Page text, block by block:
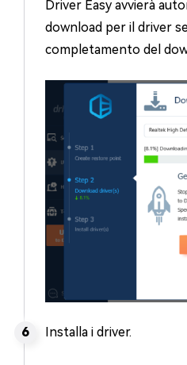
Driver Easy avvierà
download per il driver
completamento del
Installa i driver.